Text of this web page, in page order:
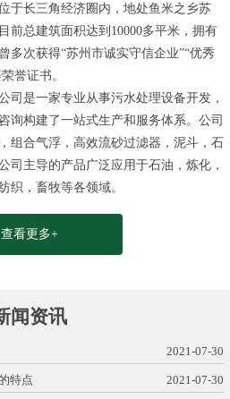
长三角经济圈内，地处鱼米之乡苏
前总建筑面积达到10000多平米，拥有
多次获得“苏州市诚实守信企业”“优秀
誉证书。
是一家专业从事污水处理设备开发，
询构建了一站式生产和服务体系。公司
组合气浮，高效流砂过滤器，泥斗，石
司主导的产品广泛应用于石油，炼化，
织，畜牧等各领域。
查看更多+
闻资讯
2021-07-30
特点 2021-07-30